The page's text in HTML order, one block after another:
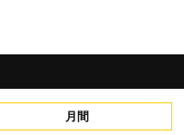
月間